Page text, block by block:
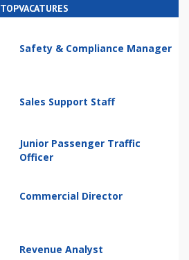
TOPVACATURES
Safety & Compliance Manager
Sales Support Staff
Junior Passenger Traffic
Officer
Commercial Director
Revenue Analyst